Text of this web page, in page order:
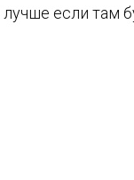
если там